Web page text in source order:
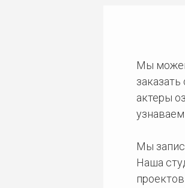
Мы
заказать
актеры
Мы
Наша